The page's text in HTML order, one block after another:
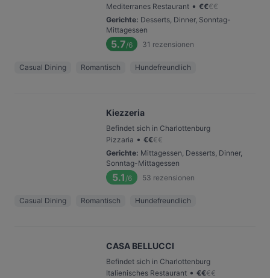
Mediterranes Restaurant • €€€€
Gerichte: Desserts, Dinner, Sonntag-
Mittagessen
5.7/6 31 rezensionen
Casual Dining Romantisch Hundefreundlich
Kiezzeria
Befindet sich in Charlottenburg
Pizzaria • €€€€
Gerichte: Mittagessen, Desserts, Dinner,
Sonntag-Mittagessen
5.1 /6 53 rezensionen
Casual Dining Romantisch Hundefreundlich
CASA BELLUCCI
Befindet sich in Charlottenburg
Italienisches Restaurant • €€€€